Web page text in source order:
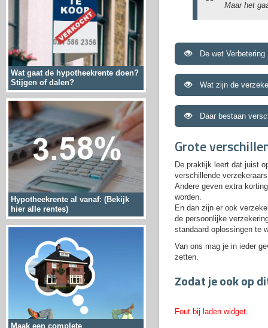
Wat gaat de hypotheekrente doen?
Stijgen of dalen?
Hypotheekrente al vanaf: (Bekijk
hier alle rentes)
Maak een complete
Maar het
De wet
Wat zijn de
Daar bestaan
Grote
De praktijk leert dat juist
verschillende
Andere geven extra
worden.
En dan zijn er ook
de persoonlijke
standaard oplossingen te
Van ons mag je in ieder
zetten.
Zodat je ook op
Fout bij laden widget.